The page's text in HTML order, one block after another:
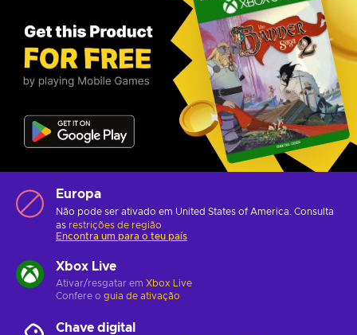
Europa
Não pode ser ativado em United States of America. Consulta
as restrições de região
Encontra um para o teu país
Xbox Live
Ativar/resgatar em Xbox Live
Confere o guia de ativação
Chave digital